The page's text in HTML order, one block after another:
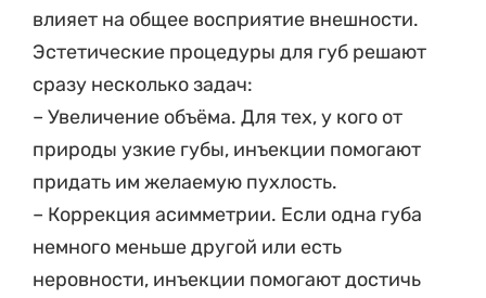
влияет на общее восприятие внешности.
Эстетические процедуры для губ решают
сразу несколько задач:
– Увеличение объёма. Для тех, у кого от
природы узкие губы, инъекции помогают
придать им желаемую пухлость.
– Коррекция асимметрии. Если одна губа
немного меньше другой или есть
неровности, инъекции помогают достичь